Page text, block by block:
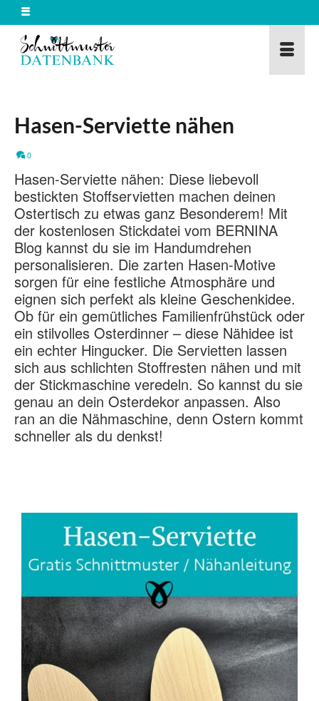
Hasen-Serviette nähen
0
Hasen-Serviette nähen: Diese liebevoll
bestickten Stoffservietten machen deinen
Ostertisch zu etwas ganz Besonderem! Mit
der kostenlosen Stickdatei vom BERNINA
Blog kannst du sie im Handumdrehen
personalisieren. Die zarten Hasen-Motive
sorgen für eine festliche Atmosphäre und
eignen sich perfekt als kleine Geschenkidee.
Ob für ein gemütliches Familienfrühstück oder
ein stilvolles Osterdinner – diese Nähidee ist
ein echter Hingucker. Die Servietten lassen
sich aus schlichten Stoffresten nähen und mit
der Stickmaschine veredeln. So kannst du sie
genau an dein Osterdekor anpassen. Also
ran an die Nähmaschine, denn Ostern kommt
schneller als du denkst!